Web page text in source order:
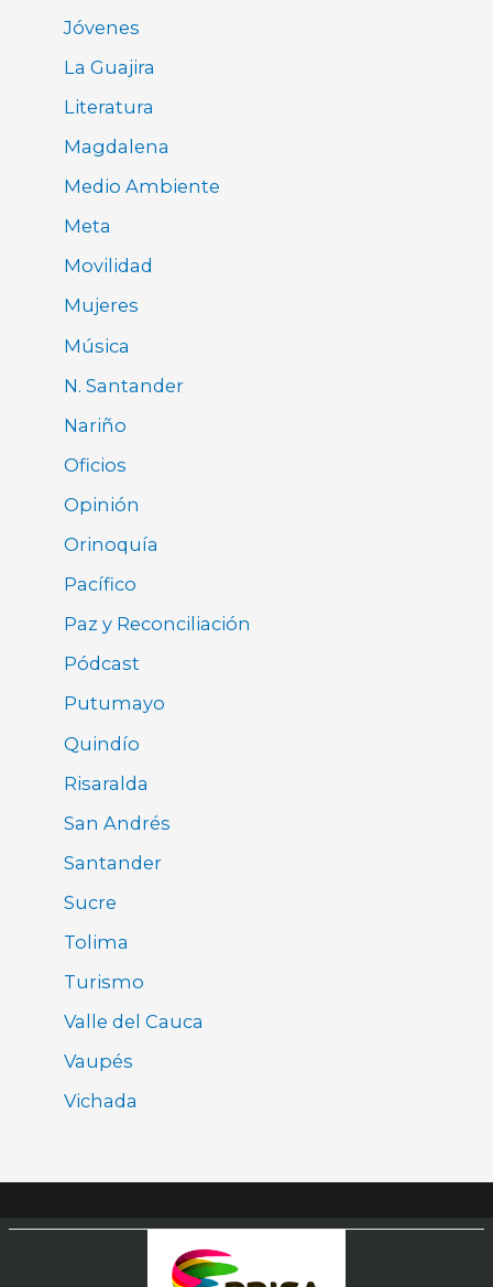
Jóvenes
La Guajira
Literatura
Magdalena
Medio Ambiente
Meta
Movilidad
Mujeres
Música
N. Santander
Nariño
Oficios
Opinión
Orinoquía
Pacífico
Paz y Reconciliación
Pódcast
Putumayo
Quindío
Risaralda
San Andrés
Santander
Sucre
Tolima
Turismo
Valle del Cauca
Vaupés
Vichada